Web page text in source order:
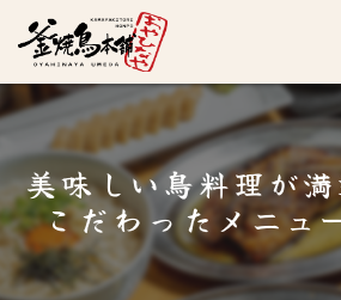
美味しい鳥料理が
こだわったメニュ